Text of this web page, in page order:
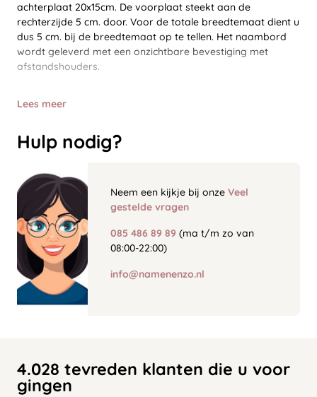
achterplaat 20x15cm. De voorplaat steekt aan de
rechterzijde 5 cm. door. Voor de totale breedtemaat dient u
dus 5 cm. bij de breedtemaat op te tellen. Het naambord
wordt geleverd met een onzichtbare bevestiging met
afstandshouders.
Lees meer
Hulp nodig?
Neem een kijkje bij onze Veel
gestelde vragen
085 486 89 89 (ma t/m zo van
08:00-22:00)
info@namenenzo.nl
4.028 tevreden klanten die u voor
gingen